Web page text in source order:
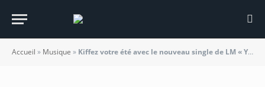
Accueil » Musique » Kiffez votre été avec le nouveau single de LM « You Wou »